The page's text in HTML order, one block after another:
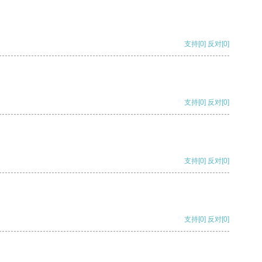
支持[0] 反对[0]
支持[0] 反对[0]
支持[0] 反对[0]
支持[0] 反对[0]